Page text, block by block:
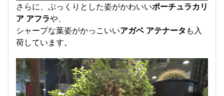
さらに、ぷっくりとした姿がかわいいポーチュラカリ
ア アフラや、
シャープな葉姿がかっこいいアガベ アテナータ も入
荷しています。